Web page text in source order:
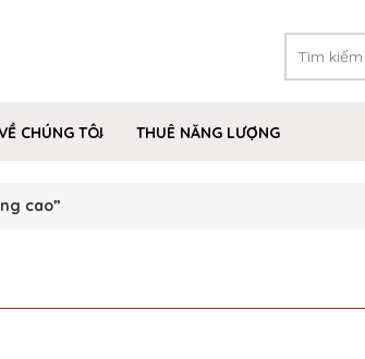
CHÚNG TÔI
THUÊ NĂNG LƯỢNG
cao”